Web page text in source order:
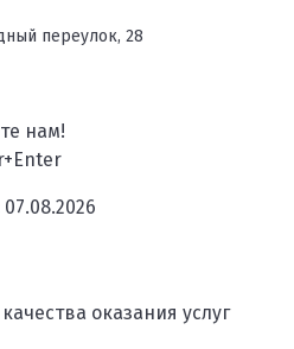
переулок, 28
нам!
оказания услуг